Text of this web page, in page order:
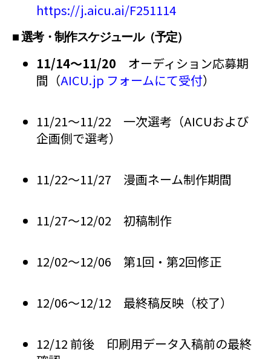
https://j.aicu.ai/F251114
■ 選考・制作スケジュール（予定）
11/14〜11/20 オーディション応募期
間（AICU.jp フォームにて受付）
11/21〜11/22 一次選考（AICUおよび
企画側で選考）
11/22〜11/27 漫画ネーム制作期間
11/27〜12/02 初稿制作
12/02〜12/06 第1回・第2回修正
12/06〜12/12 最終稿反映（校了）
12/12 前後 印刷用データ入稿前の最終